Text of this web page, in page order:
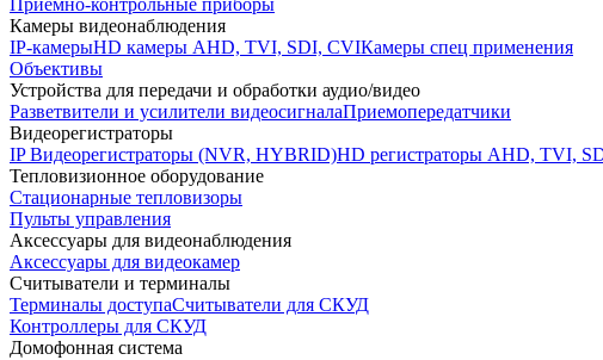
Приемно-контрольные приборы
Камеры видеонаблюдения
IP-камерыHD камеры AHD, TVI, SDI, CVIКамеры спец применения
Объективы
Устройства для передачи и обработки аудио/видео
Разветвители и усилители видеосигналаПриемопередатчики
Видеорегистраторы
IP Видеорегистраторы (NVR, HYBRID)HD регистраторы AHD, TVI,
Тепловизионное оборудование
Стационарные тепловизоры
Пульты управления
Аксессуары для видеонаблюдения
Аксессуары для видеокамер
Считыватели и терминалы
Терминалы доступаСчитыватели для СКУД
Контроллеры для СКУД
Домофонная система